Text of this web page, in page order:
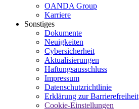
OANDA Group
Karriere
Sonstiges
Dokumente
Neuigkeiten
Cybersicherheit
Aktualisierungen
Haftungsausschluss
Impressum
Datenschutzrichtlinie
Erklärung zur Barrierefreiheit
Cookie-Einstellungen